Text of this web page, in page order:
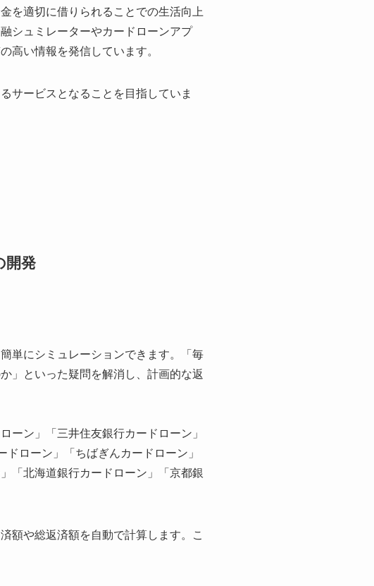
を適切に借りられることでの生活向上
シュミレーターやカードローンアプ
高い情報を発信しています。
サービスとなることを目指していま
開発
単にシミュレーションできます。「毎
」といった疑問を解消し、計画的な返
ーン」「三井住友銀行カードローン」
ローン」「ちばぎんカードローン」
「北海道銀行カードローン」「京都銀
額や総返済額を自動で計算します。こ